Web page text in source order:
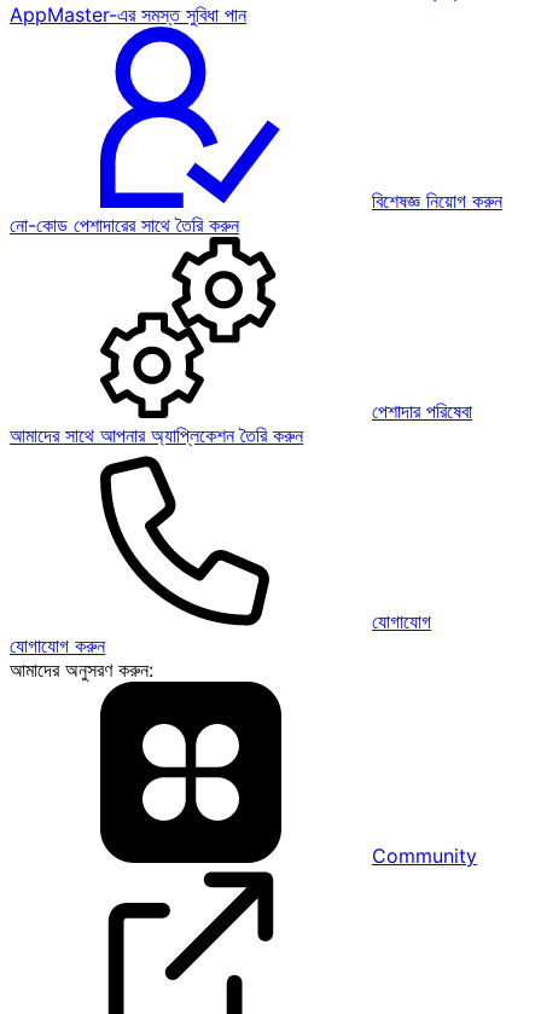
AppMaster-এর সমস্ত সুবিধা পান
বিশেষজ্ঞ নিয়োগ করুন
নো-কোড পেশাদারের সাথে তৈরি করুন
পেশাদার পরিষেবা
আমাদের সাথে আপনার অ্যাপ্লিকেশন তৈরি করুন
যোগাযোগ
যোগাযোগ করুন
আমাদের অনুসরণ করুন:
Community